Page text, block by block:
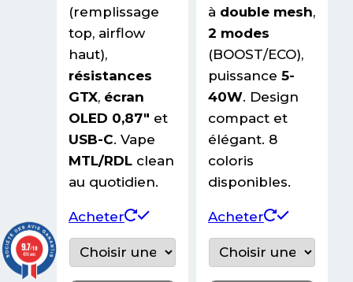
(remplissage
top, airflow
haut),
résistances
GTX, écran
OLED 0,87″ et
USB-C. Vape
MTL/RDL clean
au quotidien.
Acheter
Ce
produit
a
à double mesh,
2 modes
(BOOST/ECO),
puissance 5-
40W. Design
compact et
élégant. 8
coloris
disponibles.
Acheter
Ce
produit
a
9.7/10
436 avis